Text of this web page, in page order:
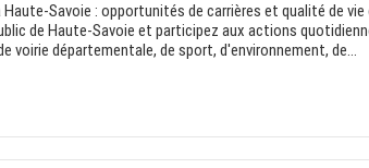
Savoie : opportunités de carrières et qualité de
de Haute-Savoie et participez aux actions
voirie départementale, de sport, d'environnement, de...